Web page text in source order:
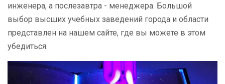
инженера, а послезавтра - менеджера. Большой
выбор высших учебных заведений города и области
представлен на нашем сайте, где вы можете в этом
убедиться.